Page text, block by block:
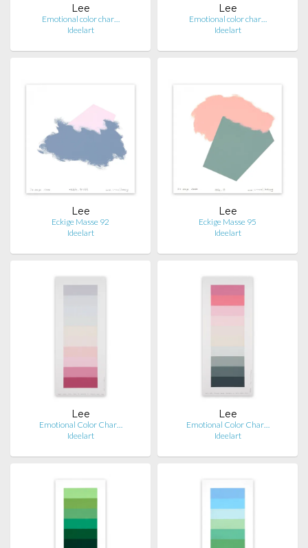
Lee
Emotional color char…
Ideelart
Lee
Emotional color char…
Ideelart
Lee
Eckige Masse 92
Ideelart
Lee
Eckige Masse 95
Ideelart
Lee
Emotional Color Char…
Ideelart
Lee
Emotional Color Char…
Ideelart